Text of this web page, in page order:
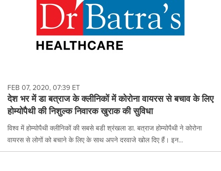
FEB 07, 2020, 07:39 ET
देश भर में डा बत्राज के क्लीनिकों में कोरोना वायरस से बचाव के लिए
होम्योपैथी की निशुल्क निवारक खुराक की सुविधा
विश्व में होम्योपैथी क्लीनिकों की सबसे बडी श्रंखला डा. बत्राज होम्योपैथी ने कोरोना
वायरस से लोगों को बचाने के लिए के साथ अपने दरवाजे खोल दिए हैं। इन...